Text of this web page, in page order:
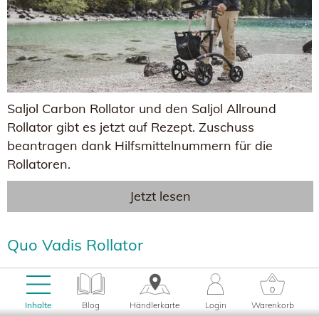
Inhalte Blog Händlerkarte Login
0
Warenkorb
Saljol Carbon Rollator und den Saljol Allround
Rollator gibt es jetzt auf Rezept. Zuschuss
beantragen dank Hilfsmittelnummern für die
Rollatoren.
Jetzt lesen
Quo Vadis Rollator
15.09.2023, um 12:35 Uhr